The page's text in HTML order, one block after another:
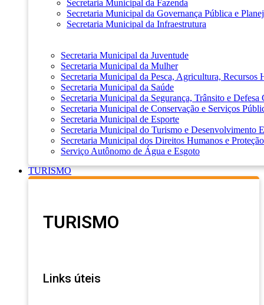
Secretaria Municipal da Fazenda
Secretaria Municipal da Governança Pública e
Secretaria Municipal da Infraestrutura
Secretaria Municipal da Juventude
Secretaria Municipal da Mulher
Secretaria Municipal da Pesca, Agricultura, Recursos
Secretaria Municipal da Saúde
Secretaria Municipal da Segurança, Trânsito e Defesa
Secretaria Municipal de Conservação e Serviços
Secretaria Municipal de Esporte
Secretaria Municipal do Turismo e Desenvolvimento
Secretaria Municipal dos Direitos Humanos e
Serviço Autônomo de Água e Esgoto
TURISMO
TURISMO
Links úteis